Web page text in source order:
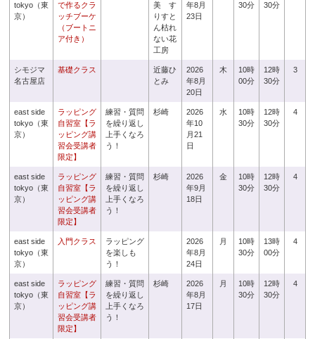
tokyo（東
京）
で作るクラ
ッチブーケ
（ブートニ
ア付き）
美 す
りすと
ん枯れ
ない花
工房
年8月
23日
30分
30分
シモジマ
名古屋店
基礎クラス
近藤ひ
とみ
2026
年8月
20日
木
10時
00分
12時
30分
3
east side
tokyo（東
京）
ラッピング
自習室【ラ
ッピング講
習会受講者
限定】
練習・質問
を繰り返し
上手くなろ
う！
杉崎
2026
年10
月21
日
水
10時
30分
12時
30分
4
east side
tokyo（東
京）
ラッピング
自習室【ラ
ッピング講
習会受講者
限定】
練習・質問
を繰り返し
上手くなろ
う！
杉崎
2026
年9月
18日
金
10時
30分
12時
30分
4
east side
tokyo（東
京）
入門クラス
ラッピング
を楽しも
う！
2026
年8月
24日
月
10時
30分
13時
00分
4
east side
tokyo（東
京）
ラッピング
自習室【ラ
ッピング講
習会受講者
限定】
練習・質問
を繰り返し
上手くなろ
う！
杉崎
2026
年8月
17日
月
10時
30分
12時
30分
4